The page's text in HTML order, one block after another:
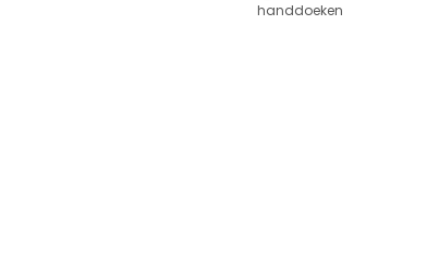
handdoeken